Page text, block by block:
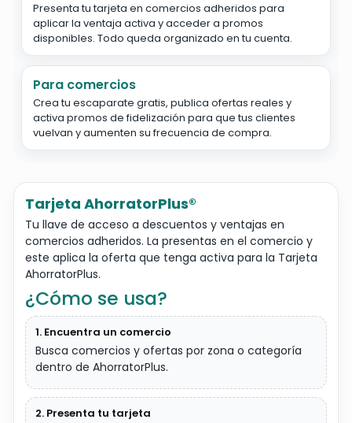
Presenta tu tarjeta en comercios adheridos para
aplicar la ventaja activa y acceder a promos
disponibles. Todo queda organizado en tu cuenta.
Para comercios
Crea tu escaparate gratis, publica ofertas reales y
activa promos de fidelización para que tus clientes
vuelvan y aumenten su frecuencia de compra.
Tarjeta AhorratorPlus®
Tu llave de acceso a descuentos y ventajas en
comercios adheridos. La presentas en el comercio y
este aplica la oferta que tenga activa para la Tarjeta
AhorratorPlus.
¿Cómo se usa?
1. Encuentra un comercio
Busca comercios y ofertas por zona o categoría
dentro de AhorratorPlus.
2. Presenta tu tarjeta